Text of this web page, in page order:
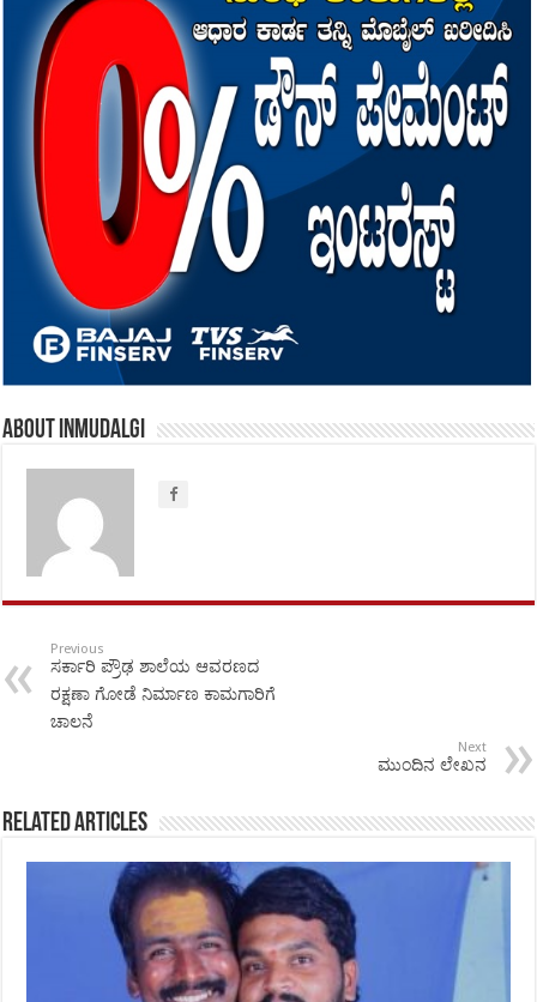
About inmudalgi
Previous
ಸರ್ಕಾರಿ ಪ್ರೌಢ ಶಾಲೆಯ ಆವರಣದ
ರಕ್ಷಣಾ ಗೋಡೆ ನಿರ್ಮಾಣ ಕಾಮಗಾರಿಗೆ
ಚಾಲನೆ
Next
ಮುಂದಿನ ಲೇಖನ
Related Articles